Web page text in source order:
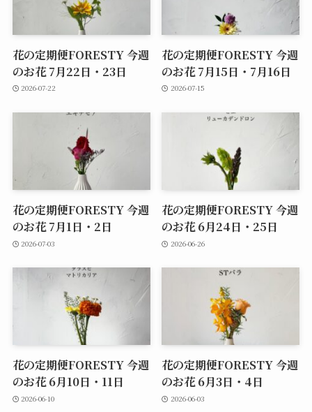
花の定期便FORESTY 今週
のお花 7月22日・23日
2026-07-22
花の定期便FORESTY 今週
のお花 7月15日・7月16日
2026-07-15
花の定期便FORESTY 今週
のお花 7月1日・2日
2026-07-03
花の定期便FORESTY 今週
のお花 6月24日・25日
2026-06-26
花の定期便FORESTY 今週
のお花 6月10日・11日
2026-06-10
花の定期便FORESTY 今週
のお花 6月3日・4日
2026-06-03